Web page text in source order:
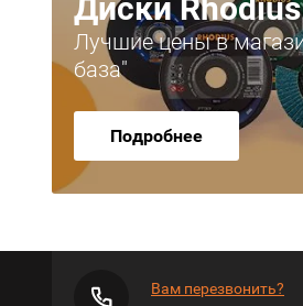
Диски
Лучшие цены в
база"
Подробнее
Вам перезвонить?